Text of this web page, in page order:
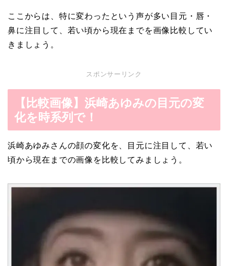
ここからは、特に変わったという声が多い目元・唇・
鼻に注目して、若い頃から現在までを画像比較してい
きましょう。
スポンサーリンク
【比較画像】浜崎あゆみの目元の変
化を時系列で！
浜崎あゆみさんの顔の変化を、目元に注目して、若い
頃から現在までの画像を比較してみましょう。